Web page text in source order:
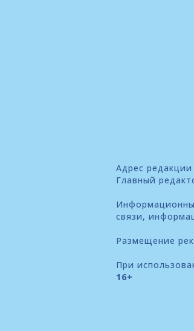
Адрес
Главный
связи,
Размещение
При
16+